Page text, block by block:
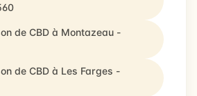
de CBD à Montazeau -
de CBD à Les Farges -